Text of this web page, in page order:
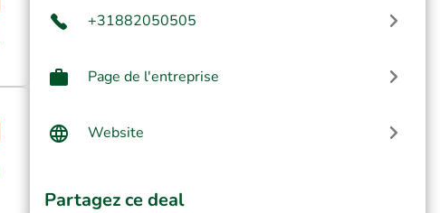
+31882050505
Page de l'entreprise
Website
Partagez ce deal